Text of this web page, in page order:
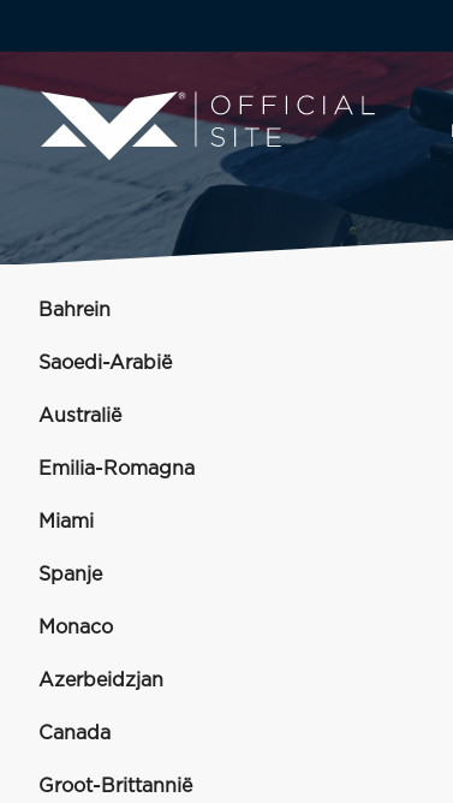
Bahrein
Saoedi-Arabië
Australië
Emilia-Romagna
Miami
Spanje
Monaco
Azerbeidzjan
Canada
Groot-Brittannië